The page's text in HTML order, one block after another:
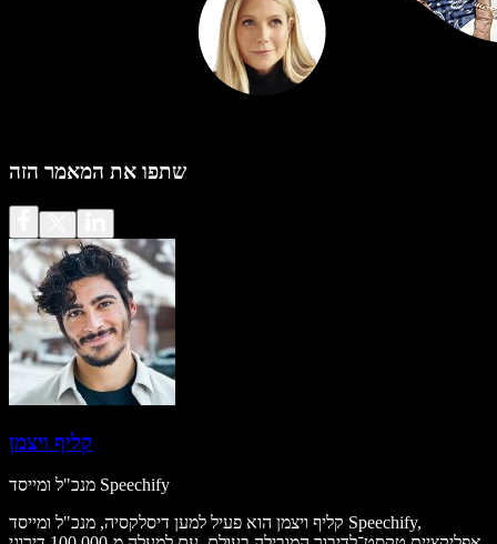
שתפו את המאמר הזה
קליף ויצמן
מנכ"ל ומייסד Speechify
קליף ויצמן הוא פעיל למען דיסלקסיה, מנכ"ל ומייסד Speechify,